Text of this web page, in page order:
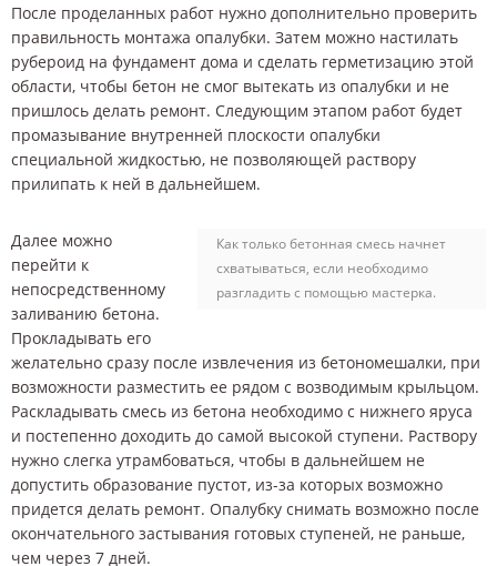
После проделанных работ нужно дополнительно проверить
правильность монтажа опалубки. Затем можно настилать
рубероид на фундамент дома и сделать герметизацию этой
области, чтобы бетон не смог вытекать из опалубки и не
пришлось делать ремонт. Следующим этапом работ будет
промазывание внутренней плоскости опалубки
специальной жидкостью, не позволяющей раствору
прилипать к ней в дальнейшем.
Как только бетонная смесь начнет
схватываться, если необходимо
разгладить с помощью мастерка.
Далее можно
перейти к
непосредственному
заливанию бетона.
Прокладывать его
желательно сразу после извлечения из бетономешалки, при
возможности разместить ее рядом с возводимым крыльцом.
Раскладывать смесь из бетона необходимо с нижнего яруса
и постепенно доходить до самой высокой ступени. Раствору
нужно слегка утрамбоваться, чтобы в дальнейшем не
допустить образование пустот, из-за которых возможно
придется делать ремонт. Опалубку снимать возможно после
окончательного застывания готовых ступеней, не раньше,
чем через 7 дней.